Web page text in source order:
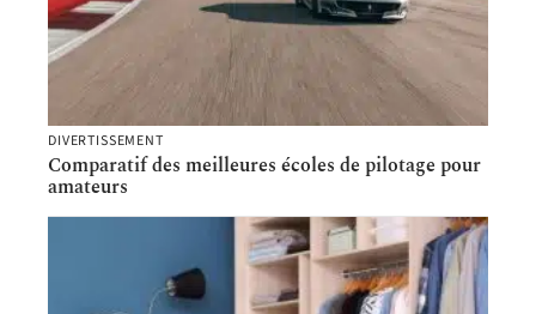
DIVERTISSEMENT
Comparatif des meilleures écoles de pilotage pour
amateurs